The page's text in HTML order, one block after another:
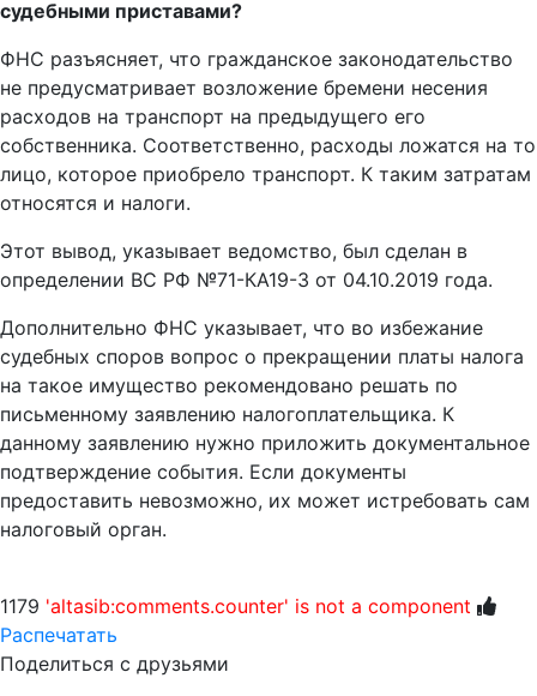
судебными приставами?
ФНС разъясняет, что гражданское законодательство
не предусматривает возложение бремени несения
расходов на транспорт на предыдущего его
собственника. Соответственно, расходы ложатся на то
лицо, которое приобрело транспорт. К таким затратам
относятся и налоги.
Этот вывод, указывает ведомство, был сделан в
определении ВС РФ №71-КА19-3 от 04.10.2019 года.
Дополнительно ФНС указывает, что во избежание
судебных споров вопрос о прекращении платы налога
на такое имущество рекомендовано решать по
письменному заявлению налогоплательщика. К
данному заявлению нужно приложить документальное
подтверждение события. Если документы
предоставить невозможно, их может истребовать сам
налоговый орган.
1179 'altasib:comments.counter' is not a component
Распечатать
Поделиться с друзьями